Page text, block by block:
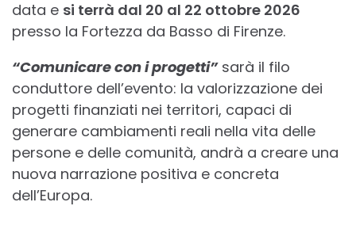
data e si terrà dal 20 al 22 ottobre 2026
presso la Fortezza da Basso di Firenze.
“Comunicare con i progetti”sarà il filo
conduttore dell’evento: la valorizzazione dei
progetti finanziati nei territori, capaci di
generare cambiamenti reali nella vita delle
persone e delle comunità, andrà a creare una
nuova narrazione positiva e concreta
dell’Europa.